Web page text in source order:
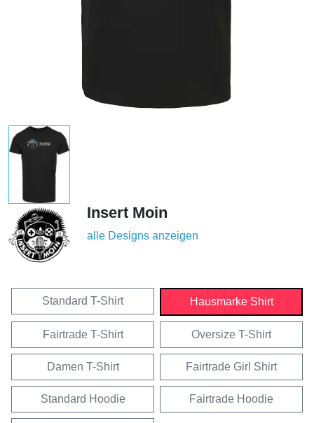
Insert Moin
alle Designs anzeigen
Standard T-Shirt Hausmarke Shirt
Fairtrade T-Shirt Oversize T-Shirt
Damen T-Shirt Fairtrade Girl Shirt
Standard Hoodie Fairtrade Hoodie